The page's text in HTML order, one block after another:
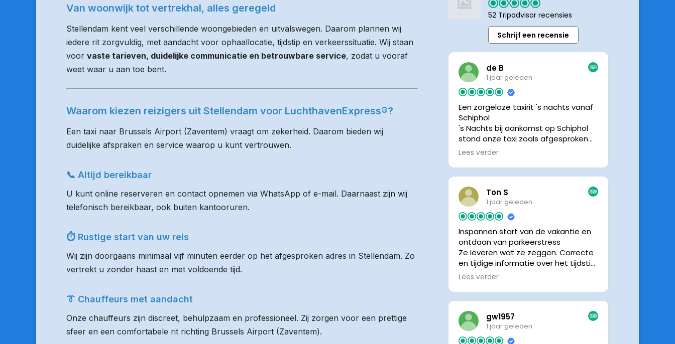
Van woonwijk tot vertrekhal, alles geregeld
Stellendam kent veel verschillende woongebieden en uitvalswegen. Daarom plannen wij
iedere rit zorgvuldig, met aandacht voor ophaallocatie, tijdstip en verkeerssituatie. Wij staan
voor vaste tarieven, duidelijke communicatie en betrouwbare service, zodat u vooraf
weet waar u aan toe bent.
Waarom kiezen reizigers uit Stellendam voor LuchthavenExpress®?
Een taxi naar Brussels Airport (Zaventem) vraagt om zekerheid. Daarom bieden wij
duidelijke afspraken en service waarop u kunt vertrouwen.
📞 Altijd bereikbaar
U kunt online reserveren en contact opnemen via WhatsApp of e-mail. Daarnaast zijn wij
telefonisch bereikbaar, ook buiten kantooruren.
⏱ Rustige start van uw reis
Wij zijn doorgaans minimaal vijf minuten eerder op het afgesproken adres in Stellendam. Zo
vertrekt u zonder haast en met voldoende tijd.
👔 Chauffeurs met aandacht
Onze chauffeurs zijn discreet, behulpzaam en professioneel. Zij zorgen voor een prettige
sfeer en een comfortabele rit richting Brussels Airport (Zaventem).
52 Tripadvisor recensies
Schrijf een recensie
de B
1 jaar geleden
Een zorgeloze taxirit 's nachts vanaf
Schiphol
's Nachts bij aankomst op Schiphol
stond onze taxi zoals afgesproken
keurig te wachten. Dankzij de goede
chauffeur wisten we precies waar de
chauffeur, met een prachtige auto
was het een comfortabele rit. Graag
tot de volgende de keer.
Lees verder
Ton S
1 jaar geleden
Inspannen start van de vakantie en
ontdaan van parkeerstress
Ze leveren wat ze zeggen. Correcte
en tijdige informatie over het tijdstip
van ophalen. Voldeed ook nu weer
Lees verder
gw1957
1 jaar geleden